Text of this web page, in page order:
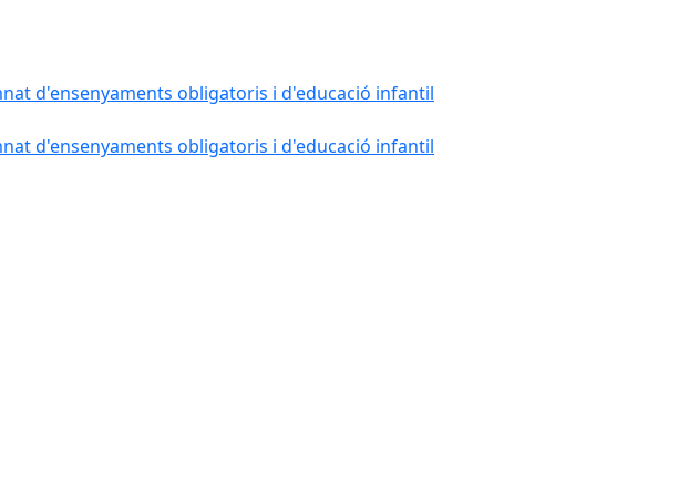
d'ensenyaments obligatoris i d'educació infantil
d'ensenyaments obligatoris i d'educació infantil